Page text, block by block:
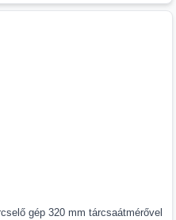
gép 320 mm tárcsaátmérővel